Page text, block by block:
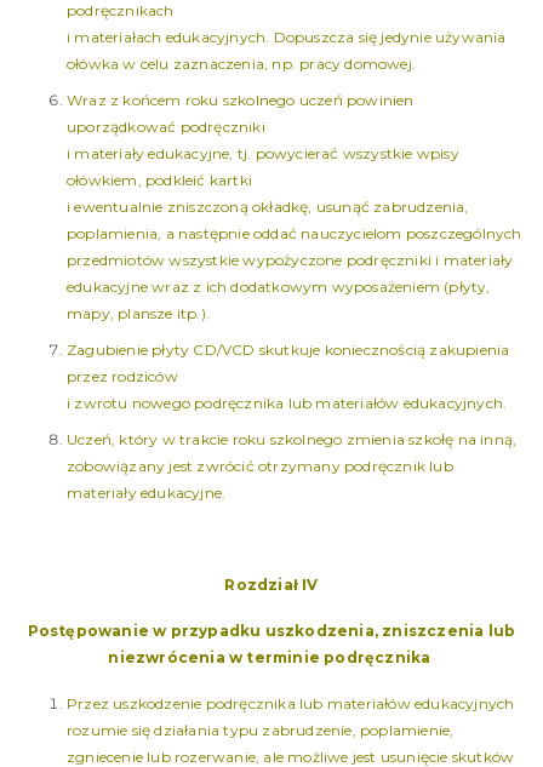
podręcznikach
i materiałach edukacyjnych. Dopuszcza się jedynie używania
ołówka w celu zaznaczenia, np. pracy domowej.
Wraz z końcem roku szkolnego uczeń powinien
uporządkować podręczniki
i materiały edukacyjne, tj. powycierać wszystkie wpisy
ołówkiem, podkleić kartki
i ewentualnie zniszczoną okładkę, usunąć zabrudzenia,
poplamienia, a następnie oddać nauczycielom poszczególnych
przedmiotów wszystkie wypożyczone podręczniki i materiały
edukacyjne wraz z ich dodatkowym wyposażeniem (płyty,
mapy, plansze itp.).
Zagubienie płyty CD/VCD skutkuje koniecznością zakupienia
przez rodziców
i zwrotu nowego podręcznika lub materiałów edukacyjnych.
Uczeń, który w trakcie roku szkolnego zmienia szkołę na inną,
zobowiązany jest zwrócić otrzymany podręcznik lub
materiały edukacyjne.
Rozdział IV
Postępowanie w przypadku uszkodzenia, zniszczenia lub
niezwrócenia w terminie podręcznika
Przez uszkodzenie podręcznika lub materiałów edukacyjnych
rozumie się działania typu zabrudzenie, poplamienie,
zgniecenie lub rozerwanie, ale możliwe jest usunięcie skutków